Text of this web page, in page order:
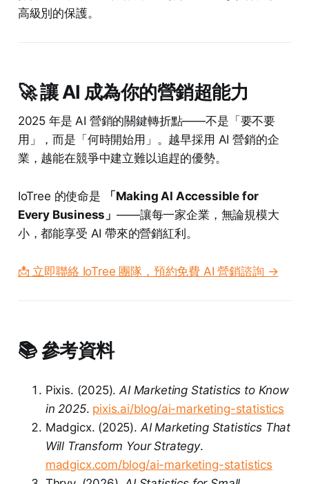
高級別的保護。
🚀 讓 AI 成為你的營銷超能力
2025 年是 AI 營銷的關鍵轉折點——不是「要不要
用」，而是「何時開始用」。越早採用 AI 營銷的企
業，越能在競爭中建立難以追趕的優勢。
IoTree 的使命是
「Making AI Accessible for
Every Business」——讓每一家企業，無論規模大
小，都能享受 AI 帶來的營銷紅利。
📩 立即聯絡 IoTree 團隊，預約免費 AI 營銷諮詢 →
📚 參考資料
Pixis. (2025).AI Marketing Statistics to Know
in 2025. pixis.ai/blog/ai-marketing-statistics
Madgicx. (2025).AI Marketing Statistics That
Will Transform Your Strategy.
madgicx.com/blog/ai-marketing-statistics